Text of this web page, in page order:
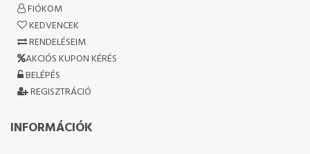
FIÓKOM
KEDVENCEK
RENDELÉSEIM
AKCIÓS KUPON KÉRÉS
BELÉPÉS
REGISZTRÁCIÓ
INFORMÁCIÓK